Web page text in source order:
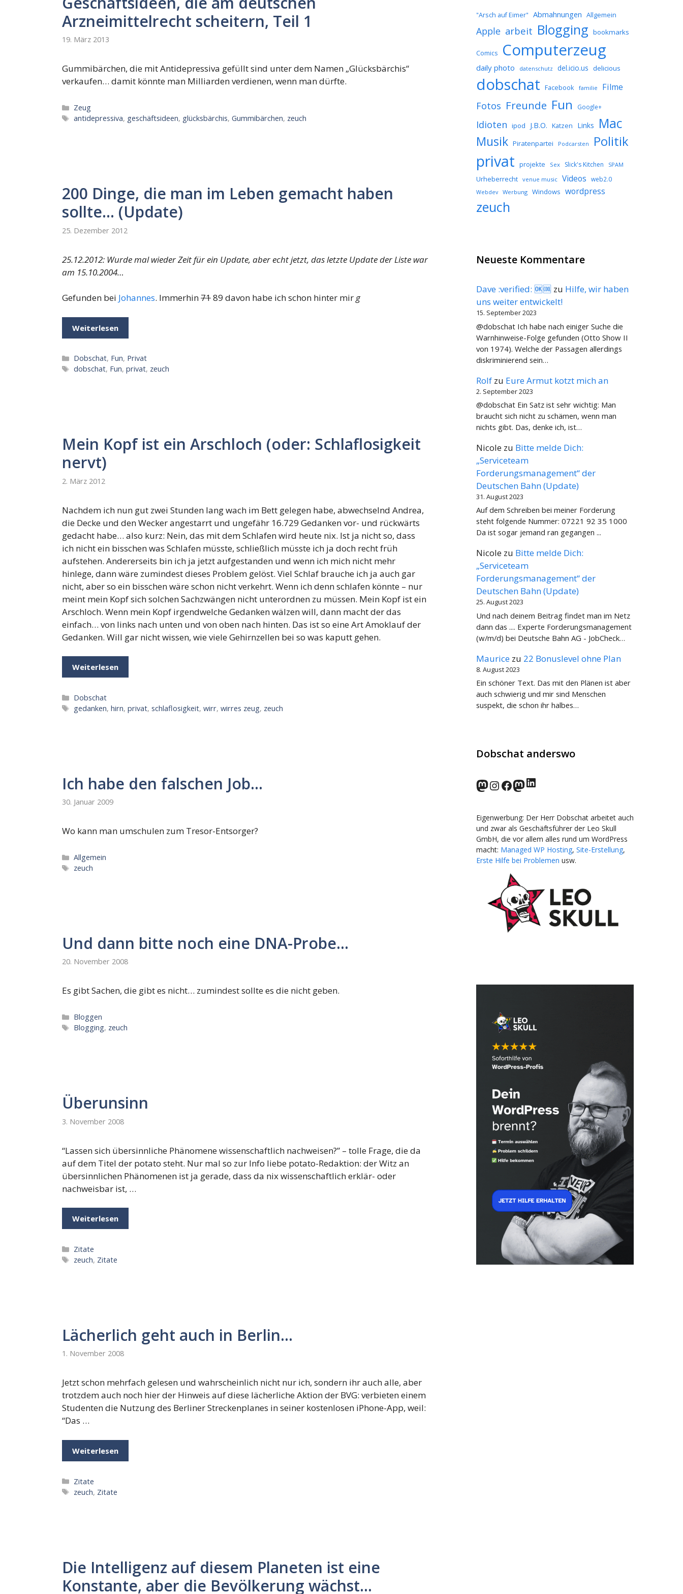
Arzneimittelrecht scheitern, Teil 1
19. März 2013
Gummibärchen, die mit Antidepressiva gefüllt sind unter dem Namen „Glücksbärchis“
verkaufen… damit könnte man Milliarden verdienen, wenn man dürfte.
Kategorien
Zeug
Schlagwörter
antidepressiva, geschäftsideen, glücksbärchis,Gummibärchen, zeuch
200 Dinge, die man im Leben gemacht haben
sollte… (Update)
25. Dezember 2012
25.12.2012: Wurde mal wieder Zeit für ein Update, aber echt jetzt, das letzte Update der Liste war
am 15.10.2004…
Gefunden bei Johannes. Immerhin7189 davon habe ich schon hinter mirg
Weiterlesen
Kategorien
Dobschat, Fun, Privat
Schlagwörter
dobschat, Fun,privat, zeuch
Mein Kopf ist ein Arschloch (oder: Schlaflosigkeit
nervt)
2. März 2012
Nachdem ich nun gut zwei Stunden lang wach im Bett gelegen habe, abwechselnd Andrea,
die Decke und den Wecker angestarrt und ungefähr 16.729 Gedanken vor- und rückwärts
gedacht habe… also kurz: Nein, das mit dem Schlafen wird heute nix. Ist ja nicht so, dass
ich nicht ein bisschen was Schlafen müsste, schließlich müsste ich ja doch recht früh
aufstehen. Andererseits bin ich ja jetzt aufgestanden und wenn ich mich nicht mehr
hinlege, dann wäre zumindest dieses Problem gelöst. Viel Schlaf brauche ich ja auch gar
nicht, aber so ein bisschen wäre schon nicht verkehrt. Wenn ich denn schlafen könnte – nur
meint mein Kopf sich solchen Sachzwängen nicht unterordnen zu müssen. Mein Kopf ist ein
Arschloch. Wenn mein Kopf irgendwelche Gedanken wälzen will, dann macht der das
einfach… von links nach unten und von oben nach hinten. Das ist so eine Art Amoklauf der
Gedanken. Will gar nicht wissen, wie viele Gehirnzellen bei so was kaputt gehen.
Weiterlesen
Kategorien
Dobschat
Schlagwörter
gedanken,hirn,privat,schlaflosigkeit,wirr,wirres zeug, zeuch
Ich habe den falschen Job…
30. Januar 2009
Wo kann man umschulen zum Tresor-Entsorger?
Kategorien
Allgemein
Schlagwörter
zeuch
Und dann bitte noch eine DNA-Probe…
20. November 2008
Es gibt Sachen, die gibt es nicht… zumindest sollte es die nicht geben.
Kategorien
Bloggen
Schlagwörter
Blogging, zeuch
Überunsinn
3. November 2008
“Lassen sich übersinnliche Phänomene wissenschaftlich nachweisen?” – tolle Frage, die da
auf dem Titel der potato steht. Nur mal so zur Info liebe potato-Redaktion: der Witz an
übersinnlichen Phänomenen ist ja gerade, dass da nix wissenschaftlich erklär- oder
nachweisbar ist, …
Weiterlesen
Kategorien
Zitate
Schlagwörter
zeuch, Zitate
Lächerlich geht auch in Berlin…
1. November 2008
Jetzt schon mehrfach gelesen und wahrscheinlich nicht nur ich, sondern ihr auch alle, aber
trotzdem auch noch hier der Hinweis auf diese lächerliche Aktion der BVG: verbieten einem
Studenten die Nutzung des Berliner Streckenplanes in seiner kostenlosen iPhone-App, weil:
“Das …
Weiterlesen
Kategorien
Zitate
Schlagwörter
zeuch, Zitate
Die Intelligenz auf diesem Planeten ist eine
Konstante, aber die Bevölkerung wächst…
"Arsch auf Eimer" Abmahnungen Allgemein
Apple arbeit Blogging bookmarks
Comics Computerzeug
daily photo datenschutz del.icio.us delicious
dobschat Facebook familie Filme
Fotos Freunde Fun Google+
Idioten ipod J.B.O. Katzen Links Mac
Musik Piratenpartei Podcarsten Politik
privat projekte Sex Slick's Kitchen SPAM
Urheberrecht venue music Videos web2.0
Webdev Werbung Windows wordpress
zeuch
Neueste Kommentare
Dave :verified: 🆗🆒 zu Hilfe, wir haben
uns weiter entwickelt!
15. September 2023
@dobschat Ich habe nach einiger Suche die
Warnhinweise-Folge gefunden (Otto Show II
von 1974). Welche der Passagen allerdings
diskriminierend sein…
Rolf zu Eure Armut kotzt mich an
2. September 2023
@dobschat Ein Satz ist sehr wichtig: Man
braucht sich nicht zu schämen, wenn man
nichts gibt. Das, denke ich, ist…
Nicole zu Bitte melde Dich:
„Serviceteam
Forderungsmanagement“ der
Deutschen Bahn (Update)
31. August 2023
Auf dem Schreiben bei meiner Forderung
steht folgende Nummer: 07221 92 35 1000
Da ist sogar jemand ran gegangen ...
Nicole zu Bitte melde Dich:
„Serviceteam
Forderungsmanagement“ der
Deutschen Bahn (Update)
25. August 2023
Und nach deinem Beitrag findet man im Netz
dann das .... Experte Forderungsmanagement
(w/m/d) bei Deutsche Bahn AG - JobCheck…
Maurice zu 22 Bonuslevel ohne Plan
8. August 2023
Ein schöner Text. Das mit den Plänen ist aber
auch schwierig und mir sind Menschen
suspekt, die schon ihr halbes…
Dobschat anderswo
norden.social
Instagram
Facebook
wp-punks.social
LinkedIn
Eigenwerbung: Der Herr Dobschat arbeitet auch
und zwar als Geschäftsführer der Leo Skull
GmbH, die vor allem alles rund um WordPress
macht: Managed WP Hosting, Site-Erstellung,
Erste Hilfe bei Problemen usw.